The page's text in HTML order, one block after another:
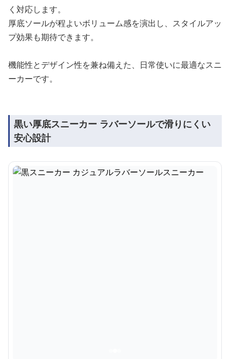
く対応します。
厚底ソールが程よいボリューム感を演出し、スタイルアッ
プ効果も期待できます。
機能性とデザイン性を兼ね備えた、日常使いに最適なスニ
ーカーです。
黒い厚底スニーカー ラバーソールで滑りにくい
安心設計